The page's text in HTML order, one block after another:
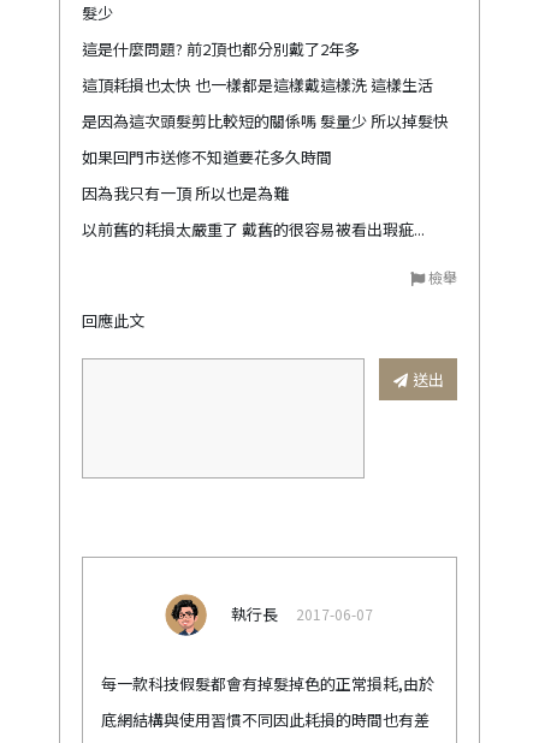
髮少
這是什麼問題? 前2頂也都分別戴了2年多
這頂耗損也太快 也一樣都是這樣戴這樣洗 這樣生活
是因為這次頭髮剪比較短的關係嗎 髮量少 所以掉髮快
如果回門市送修不知道要花多久時間
因為我只有一頂 所以也是為難
以前舊的耗損太嚴重了 戴舊的很容易被看出瑕疵...
檢舉
回應此文
送出
執行長 2017-06-07
每一款科技假髮都會有掉髮掉色的正常損耗,由於
底網結構與使用習慣不同因此耗損的時間也有差